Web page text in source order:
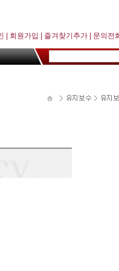
회원가입 즐겨찾기추가 | 문의